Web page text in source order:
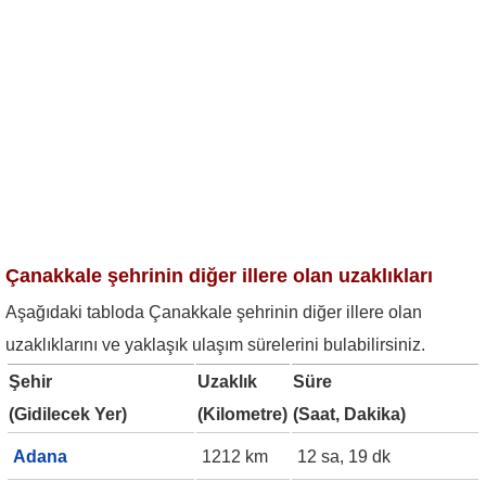
Çanakkale şehrinin diğer illere olan uzaklıkları
Aşağıdaki tabloda Çanakkale şehrinin diğer illere olan
uzaklıklarını ve yaklaşık ulaşım sürelerini bulabilirsiniz.
Şehir
(Gidilecek Yer)
Uzaklık
(Kilometre)
Süre
(Saat, Dakika)
Adana 1212 km 12 sa, 19 dk